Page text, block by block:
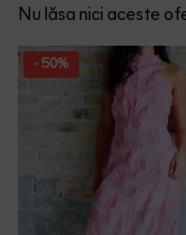
Nu lăsa nici aceste
- 50%